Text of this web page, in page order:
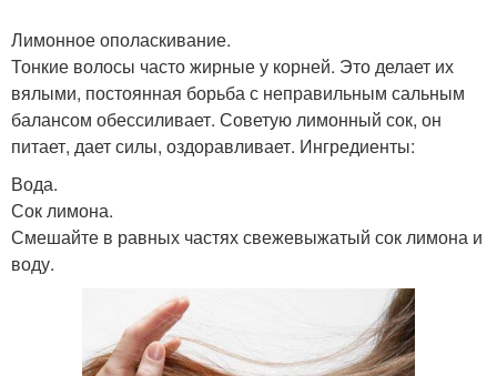
Лимонное ополаскивание.
Тонкие волосы часто жирные у корней. Это делает их
вялыми, постоянная борьба с неправильным сальным
балансом обессиливает. Советую лимонный сок, он
питает, дает силы, оздоравливает. Ингредиенты:
Вода.
Сок лимона.
Смешайте в равных частях свежевыжатый сок лимона и
воду.